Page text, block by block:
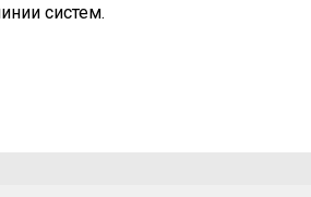
систем.